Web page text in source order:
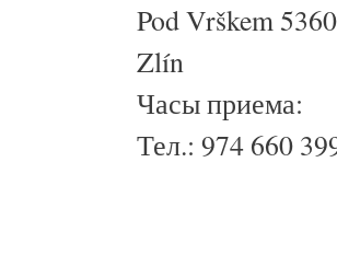
Pod Vrškem 5360
Zlín
Часы приема:
Тел.: 974 660